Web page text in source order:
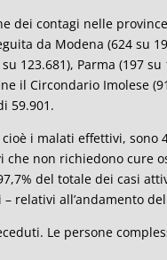
dei contagi nelle
da Modena (624 su
123.681), Parma (197
il Circondario Imolese
59.901.
i malati effettivi, sono
che non richiedono cure
del totale dei casi
relativi all’andamento
Le persone